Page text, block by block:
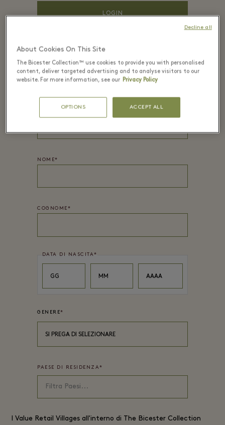
LOGIN
EMAIL*
PASSWORD*
NOME*
COGNOME*
DATA DI NASCITA*
Day
GG
Month
MM
Year
AAAA
GENERE*
SI PREGA DI SELEZIONARE
PAESE DI RESIDENZA*
IValue Retail Villages all'interno di The Bicester Collection
About Cookies On This Site
The Bicester Collection™ use cookies to provide you with personalised
content, deliver targeted advertising and to analyse visitors to our
website. For more information, see our Privacy Policy
OPTIONS ACCEPT ALL
Decline all